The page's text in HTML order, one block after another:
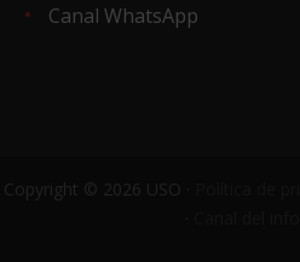
Canal WhatsApp
Copyright © 2026 USO ·